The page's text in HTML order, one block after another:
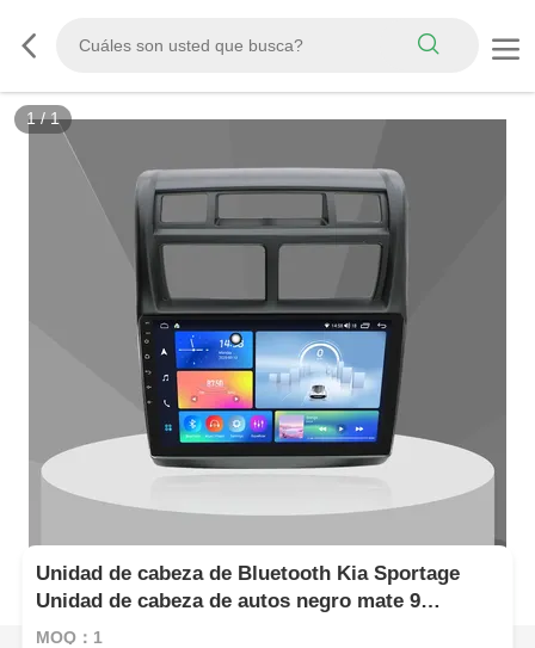
1/1
Unidad de cabeza de Bluetooth Kia Sportage
Unidad de cabeza de autos negro mate 9
pulgadas 2007 - 2013
MOQ：1